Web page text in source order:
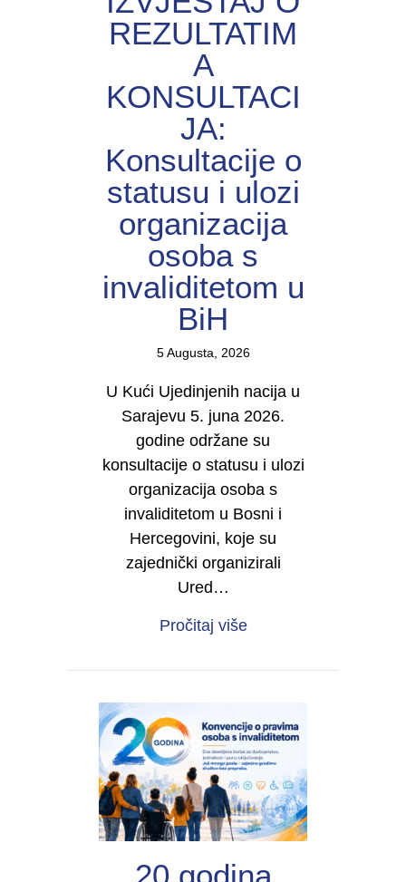
REZULTATIM
A
KONSULTACI
JA:
Konsultacije o
statusu i ulozi
organizacija
osoba s
invaliditetom u
BiH
5 Augusta, 2026
U Kući Ujedinjenih nacija u
Sarajevu 5. juna 2026.
godine održane su
konsultacije o statusu i ulozi
organizacija osoba s
invaliditetom u Bosni i
Hercegovini, koje su
zajednički organizirali
Ured…
Pročitaj višeabout IZVJEŠTAJ O